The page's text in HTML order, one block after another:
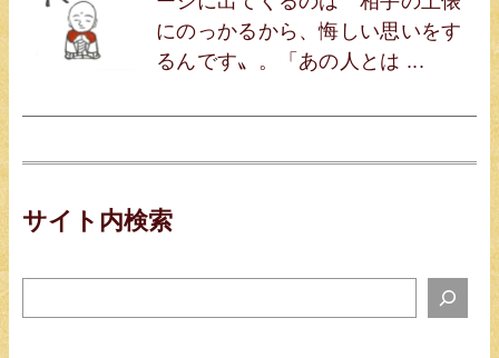
にのっかるから、悔しい思いをす
るんです〟。「あの人とは ...
サイト内検索
イ